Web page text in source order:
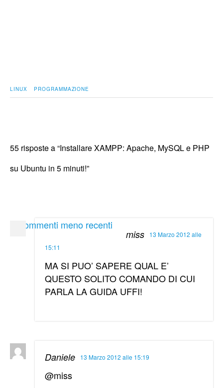
LINUX PROGRAMMAZIONE
55 risposte a “Installare XAMPP: Apache, MySQL e PHP
su Ubuntu in 5 minuti!”
« Commenti meno recenti
miss
13 Marzo 2012 alle
15:11
MA SI PUO’ SAPERE QUAL E’
QUESTO SOLITO COMANDO DI CUI
PARLA LA GUIDA UFFI!
Daniele 13 Marzo 2012 alle 15:19
@miss